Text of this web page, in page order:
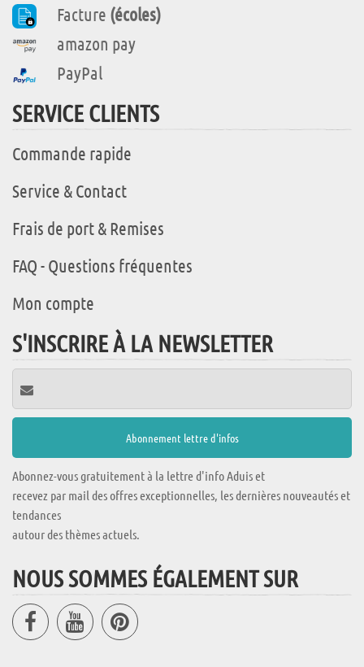
Facture (écoles)
amazon pay
PayPal
SERVICE CLIENTS
Commande rapide
Service & Contact
Frais de port & Remises
FAQ - Questions fréquentes
Mon compte
S'INSCRIRE À LA NEWSLETTER
Abonnez-vous gratuitement à la lettre d'info Aduis et
recevez par mail des offres exceptionnelles, les dernières nouveautés et
tendances
autour des thèmes actuels.
NOUS SOMMES ÉGALEMENT SUR